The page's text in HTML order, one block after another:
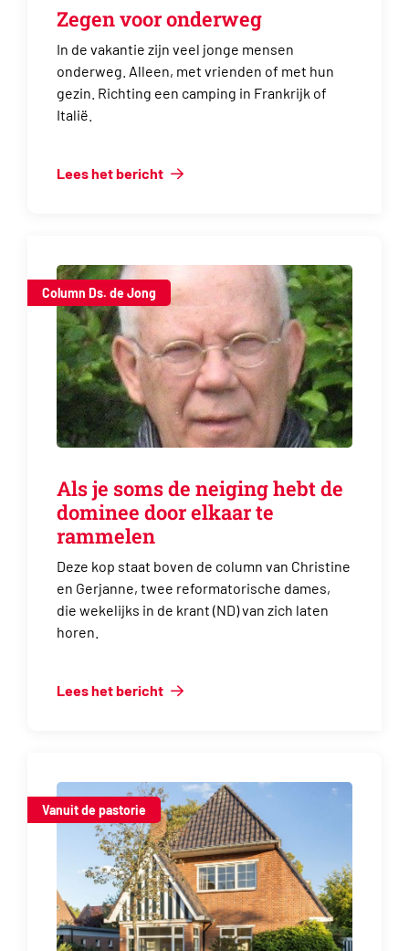
Zegen voor onderweg
In de vakantie zijn veel jonge mensen
onderweg. Alleen, met vrienden of met hun
gezin. Richting een camping in Frankrijk of
Italië.
Lees het bericht
Column Ds. de Jong
Als je soms de neiging hebt de
dominee door elkaar te
rammelen
Deze kop staat boven de column van Christine
en Gerjanne, twee reformatorische dames,
die wekelijks in de krant (ND) van zich laten
horen.
Lees het bericht
Vanuit de pastorie